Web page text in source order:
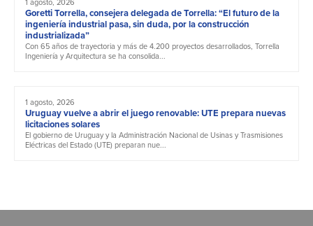
Goretti Torrella, consejera delegada de Torrella: “El futuro de la
ingeniería industrial pasa, sin duda, por la construcción
industrializada”
Con 65 años de trayectoria y más de 4.200 proyectos desarrollados, Torrella
Ingeniería y Arquitectura se ha consolida...
1 agosto, 2026
Uruguay vuelve a abrir el juego renovable: UTE prepara nuevas
licitaciones solares
El gobierno de Uruguay y la Administración Nacional de Usinas y Trasmisiones
Eléctricas del Estado (UTE) preparan nue...